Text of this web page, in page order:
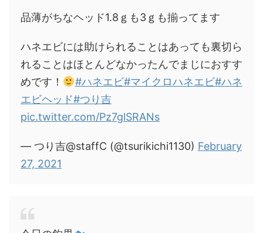
品薄がちなヘッド1.8ｇも3ｇも揃ってます
ハネエビには助けられることはあっても裏切ら
れることはほとんどなかったんでまじにおすす
めです！
#ハネエビ#マイクロハネエビ#ハネ
エビヘッド#つり吉
pic.twitter.com/Pz7glSRANs
— つり吉@staffC (@tsurikichi1130) February
27, 2021